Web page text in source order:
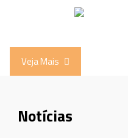
Veja Mais
Notícias